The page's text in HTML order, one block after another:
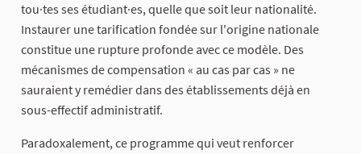
tou·tes ses étudiant·es, quelle que soit leur nationalité.
Instaurer une tarification fondée sur l'origine nationale
constitue une rupture profonde avec ce modèle. Des
mécanismes de compensation « au cas par cas » ne
sauraient y remédier dans des établissements déjà en
sous-effectif administratif.
Paradoxalement, ce programme qui veut renforcer